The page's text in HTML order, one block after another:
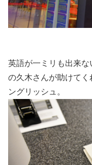
英語が一ミリも出来
の久木さんが助けて
ングリッシュ。